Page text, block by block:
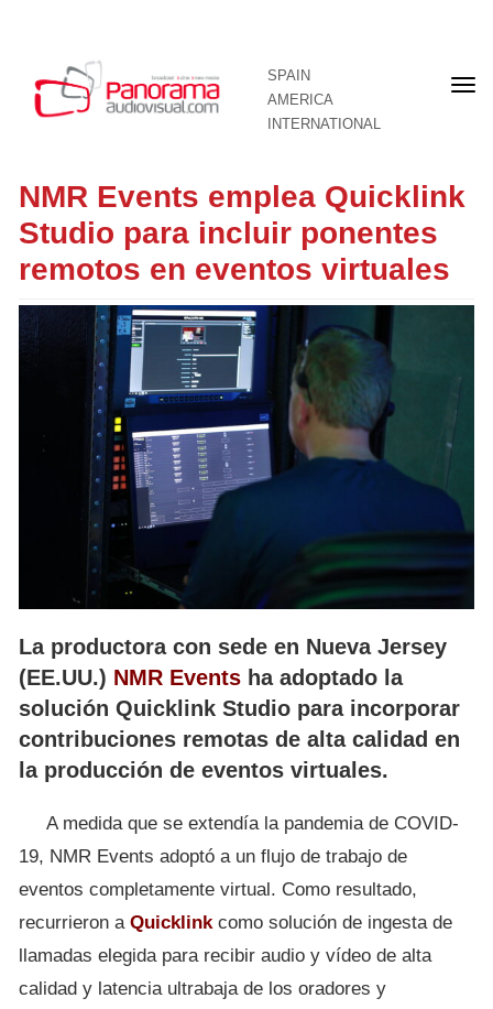
SPAIN
AMERICA
INTERNATIONAL
NMR Events emplea Quicklink
Studio para incluir ponentes
remotos en eventos virtuales
La productora con sede en Nueva Jersey
(EE.UU.) NMR Events ha adoptado la
solución Quicklink Studio para incorporar
contribuciones remotas de alta calidad en
la producción de eventos virtuales.
A medida que se extendía la pandemia de COVID-
19, NMR Events adoptó a un flujo de trabajo de
eventos completamente virtual. Como resultado,
recurrieron a Quicklink como solución de ingesta de
llamadas elegida para recibir audio y vídeo de alta
calidad y latencia ultrabaja de los oradores y